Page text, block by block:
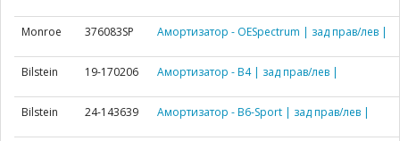
Monroe 376083SP Амортизатор - OESpectrum | зад прав/лев |
Bilstein 19-170206 Амортизатор - B4 | зад прав/лев |
Bilstein 24-143639 Амортизатор - B6-Sport | зад прав/лев |